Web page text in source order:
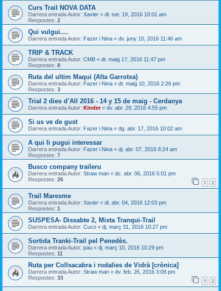
Curs Trail NOVA DATA
Darrera entrada Autor: Xavier « dl. set. 19, 2016 10:01 am
Respostes: 2
Qui vulgui....
Darrera entrada Autor: Fazer i Nina « dv. juny 10, 2016 11:46 am
TRIP & TRACK
Darrera entrada Autor: CMB « dt. maig 17, 2016 11:47 pm
Respostes: 8
Ruta del ultim Maqui (Alta Garrotxa)
Darrera entrada Autor: Fazer i Nina « dt. maig 10, 2016 2:26 pm
Respostes: 3
Trial 2 dies d’All 2016 - 14 y 15 de maig - Cerdanya
Darrera entrada Autor: Kinder« dv. abr. 29, 2016 4:55 pm
Si us ve de gust
Darrera entrada Autor: Fazer i Nina « dg. abr. 17, 2016 10:02 am
A qui li pugui interessar
Darrera entrada Autor: Fazer i Nina « dj. abr. 07, 2016 8:24 am
Respostes: 7
Busco company traileru
Darrera entrada Autor: Straw man « dc. abr. 06, 2016 5:01 pm
Respostes: 26 1 2
Trail Maresme
Darrera entrada Autor: Xavier « dl. abr. 04, 2016 12:03 pm
Respostes: 1
SUSPESA- Dissabte 2, Mixta Tranqui-Trail
Darrera entrada Autor: Cuco « dj. març 31, 2016 10:27 pm
Sortida Tranki-Trail pel Penedès.
Darrera entrada Autor: pau « dj. març 10, 2016 10:29 pm
Respostes: 11
Ruta per Collsacabra i rodalies de Vidrà [crònica]
Darrera entrada Autor: Straw man « dv. feb. 26, 2016 3:09 pm
Respostes: 33 1 2